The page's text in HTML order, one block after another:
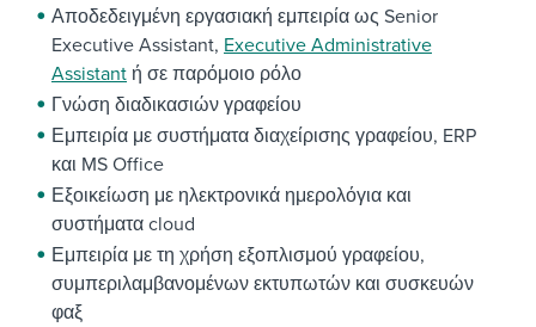
Αποδεδειγμένη εργασιακή εμπειρία ως Senior
Executive Assistant, Executive Administrative
Assistant ή σε παρόμοιο ρόλο
Γνώση διαδικασιών γραφείου
Εμπειρία με συστήματα διαχείρισης γραφείου, ERP
και MS Office
Εξοικείωση με ηλεκτρονικά ημερολόγια και
συστήματα cloud
Εμπειρία με τη χρήση εξοπλισμού γραφείου,
συμπεριλαμβανομένων εκτυπωτών και συσκευών
φαξ